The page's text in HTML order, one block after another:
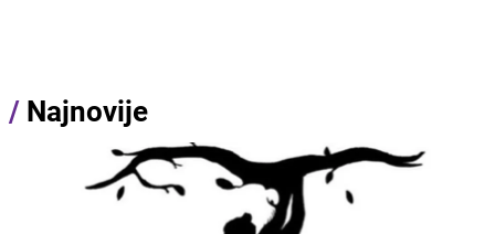
/ Najnovije